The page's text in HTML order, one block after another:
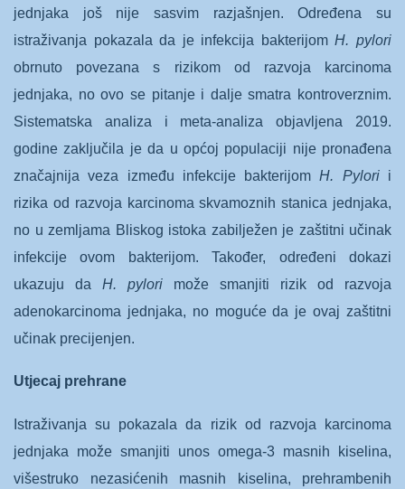
jednjaka još nije sasvim razjašnjen. Određena su
istraživanja pokazala da je infekcija bakterijomH. pylori
obrnuto povezana s rizikom od razvoja karcinoma
jednjaka, no ovo se pitanje i dalje smatra kontroverznim.
Sistematska analiza i meta-analiza objavljena 2019.
godine zaključila je da u općoj populaciji nije pronađena
značajnija veza između infekcije bakterijomH. Pylorii
rizika od razvoja karcinoma skvamoznih stanica jednjaka,
no u zemljama Bliskog istoka zabilježen je zaštitni učinak
infekcije ovom bakterijom. Također, određeni dokazi
ukazuju da H. pylori može smanjiti rizik od razvoja
adenokarcinoma jednjaka, no moguće da je ovaj zaštitni
učinak precijenjen.
Utjecaj prehrane
Istraživanja su pokazala da rizik od razvoja karcinoma
jednjaka može smanjiti unos omega-3 masnih kiselina,
višestruko nezasićenih masnih kiselina, prehrambenih